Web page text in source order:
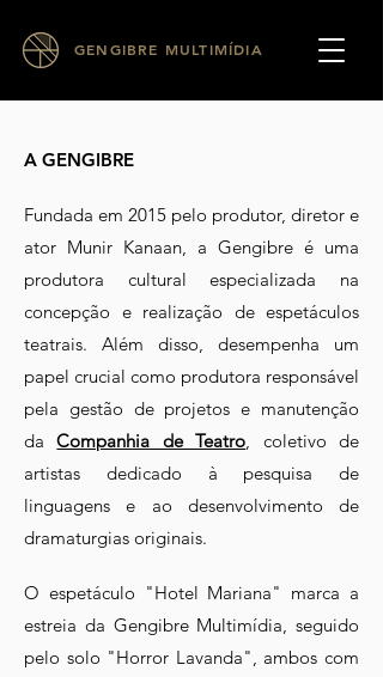
GENGIBRE MULTIMÍDIA
A GENGIBRE
Fundada em 2015 pelo produtor, diretor e
ator Munir Kanaan, a Gengibre é uma
produtora cultural especializada na
concepção e realização de espetáculos
teatrais. Além disso, desempenha um
papel crucial como produtora responsável
pela gestão de projetos e manutenção
daCompanhia de Teatro, coletivo de
artistas dedicado à pesquisa de
linguagens e ao desenvolvimento de
dramaturgias originais.
O espetáculo "Hotel Mariana" marca a
estreia da Gengibre Multimídia, seguido
pelo solo "Horror Lavanda", ambos com